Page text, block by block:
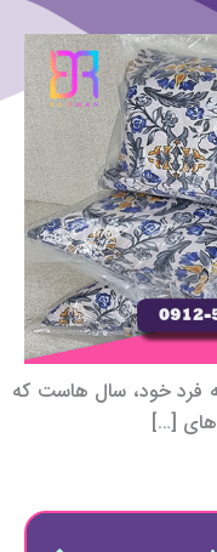
فرد خود، سال هاست که
های […]